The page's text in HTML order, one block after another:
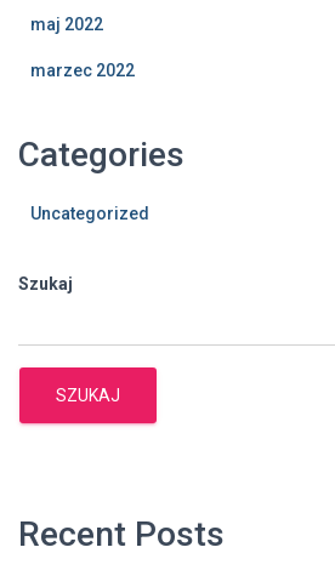
maj 2022
marzec 2022
Categories
Uncategorized
Szukaj
SZUKAJ
Recent Posts